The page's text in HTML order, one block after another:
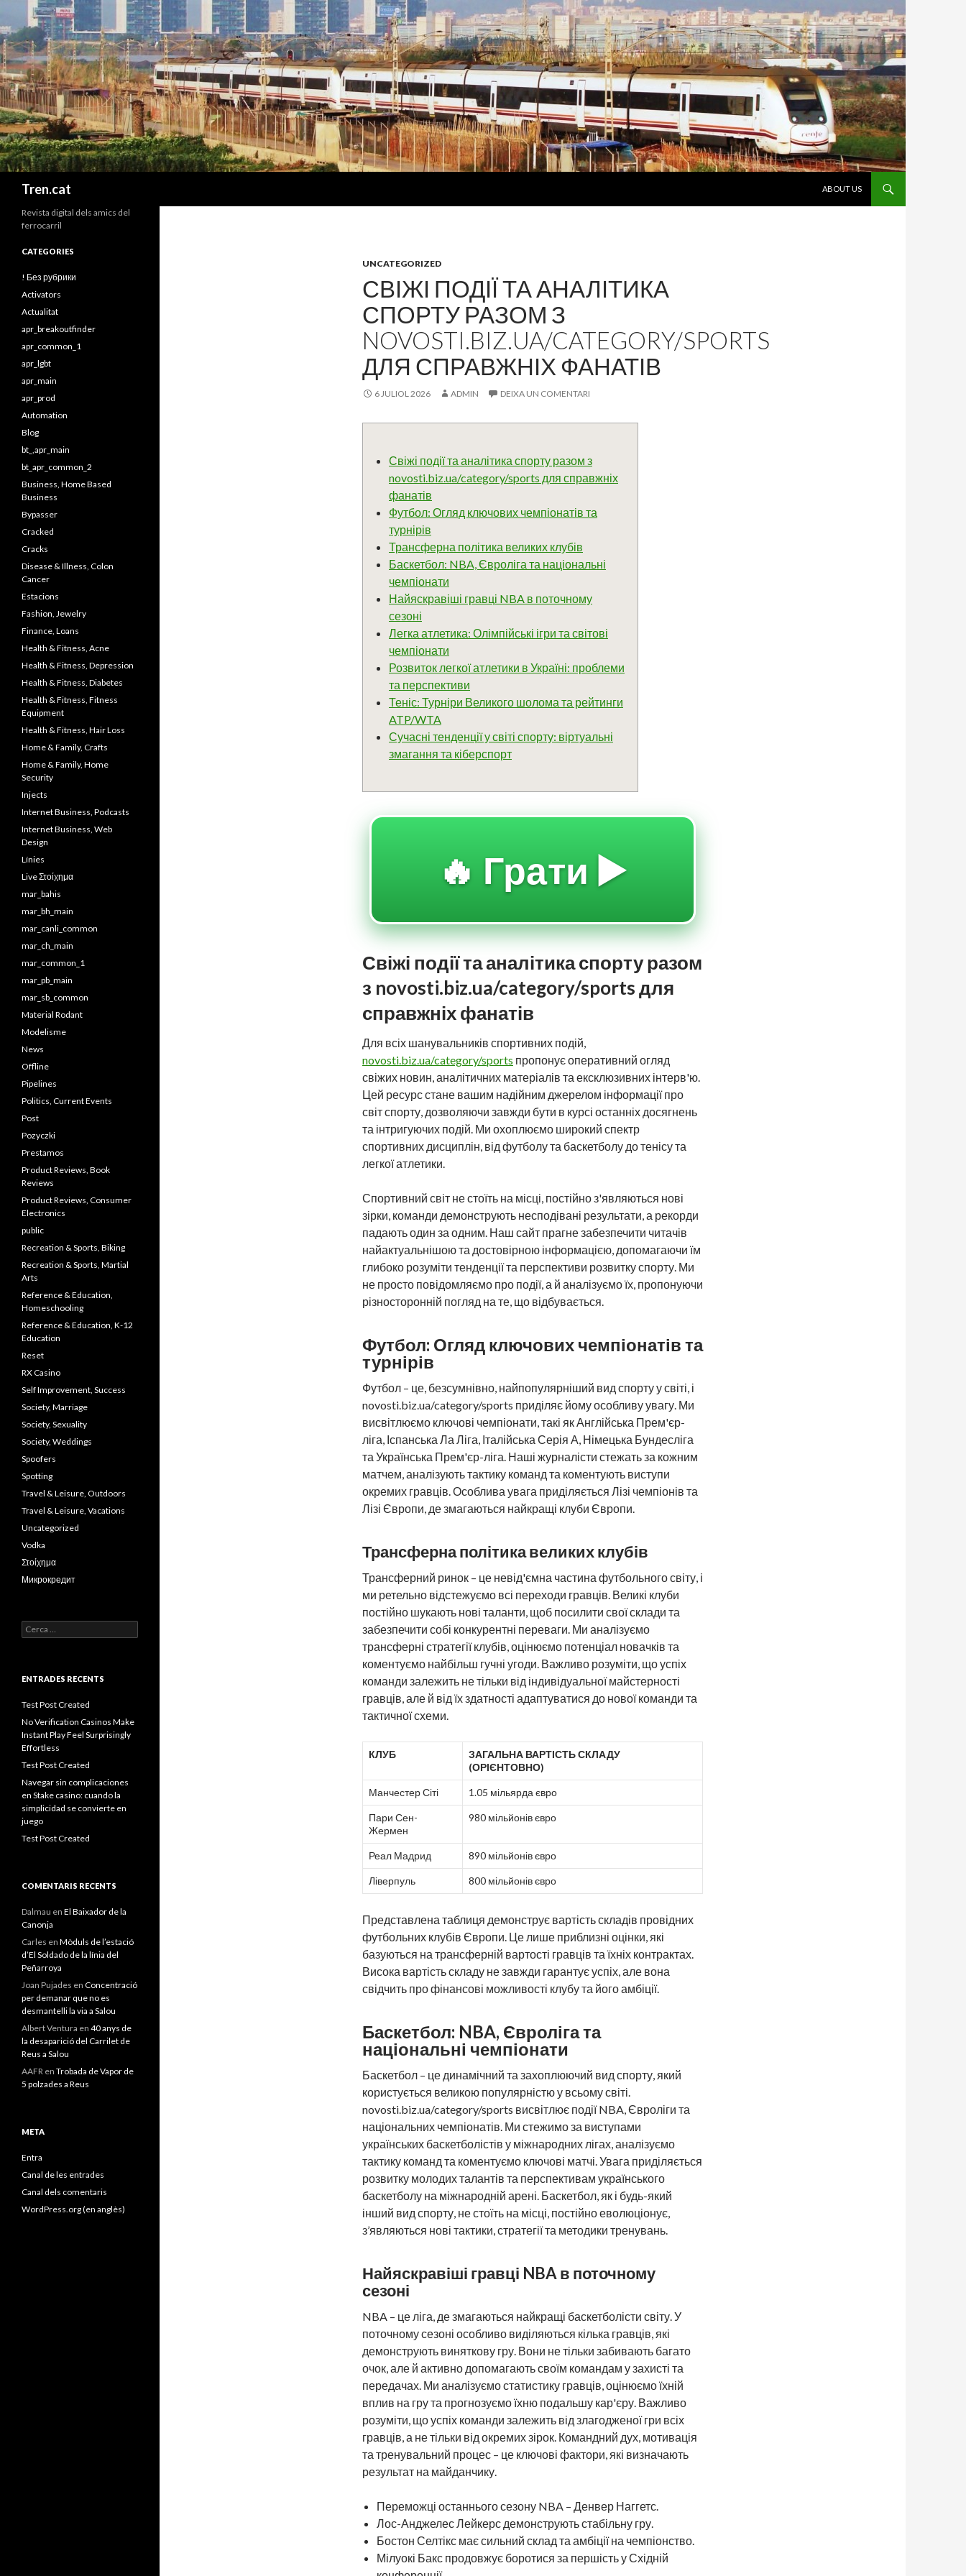
Tren.cat
ABOUT US
UNCATEGORIZED
СВІЖІ ПОДІЇ ТА АНАЛІТИКА
СПОРТУ РАЗОМ З
NOVOSTI.BIZ.UA/CATEGORY/SPORTS
ДЛЯ СПРАВЖНІХ ФАНАТІВ
6 JULIOL 2026 ADMIN DEIXA UN COMENTARI
Свіжі події та аналітика спорту разом з
novosti.biz.ua/category/sports для справжніх
фанатів
Футбол: Огляд ключових чемпіонатів та
турнірів
Трансферна політика великих клубів
Баскетбол: NBA, Євроліга та національні
чемпіонати
Найяскравіші гравці NBA в поточному
сезоні
Легка атлетика: Олімпійські ігри та світові
чемпіонати
Розвиток легкої атлетики в Україні: проблеми
та перспективи
Теніс: Турніри Великого шолома та рейтинги
ATP/WTA
Сучасні тенденції у світі спорту: віртуальні
змагання та кіберспорт
🔥 Грати ▶️
Свіжі події та аналітика спорту разом
з novosti.biz.ua/category/sports для
справжніх фанатів
Для всіх шанувальників спортивних подій,
novosti.biz.ua/category/sports пропонує оперативний огляд
свіжих новин, аналітичних матеріалів та ексклюзивних інтерв'ю.
Цей ресурс стане вашим надійним джерелом інформації про
світ спорту, дозволяючи завжди бути в курсі останніх досягнень
та інтригуючих подій. Ми охоплюємо широкий спектр
спортивних дисциплін, від футболу та баскетболу до тенісу та
легкої атлетики.
Спортивний світ не стоїть на місці, постійно з'являються нові
зірки, команди демонструють несподівані результати, а рекорди
падають один за одним. Наш сайт прагне забезпечити читачів
найактуальнішою та достовірною інформацією, допомагаючи їм
глибоко розуміти тенденції та перспективи розвитку спорту. Ми
не просто повідомляємо про події, а й аналізуємо їх, пропонуючи
різносторонній погляд на те, що відбувається.
Футбол: Огляд ключових чемпіонатів та
турнірів
Футбол – це, безсумнівно, найпопулярніший вид спорту у світі, і
novosti.biz.ua/category/sports приділяє йому особливу увагу. Ми
висвітлюємо ключові чемпіонати, такі як Англійська Прем'єр-
ліга, Іспанська Ла Ліга, Італійська Серія А, Німецька Бундесліга
та Українська Прем'єр-ліга. Наші журналісти стежать за кожним
матчем, аналізують тактику команд та коментують виступи
окремих гравців. Особлива увага приділяється Лізі чемпіонів та
Лізі Європи, де змагаються найкращі клуби Європи.
Трансферна політика великих клубів
Трансферний ринок – це невід'ємна частина футбольного світу, і
ми ретельно відстежуємо всі переходи гравців. Великі клуби
постійно шукають нові таланти, щоб посилити свої склади та
забезпечити собі конкурентні переваги. Ми аналізуємо
трансферні стратегії клубів, оцінюємо потенціал новачків та
коментуємо найбільш гучні угоди. Важливо розуміти, що успіх
команди залежить не тільки від індивідуальної майстерності
гравців, але й від їх здатності адаптуватися до нової команди та
тактичної схеми.
КЛУБ
ЗАГАЛЬНА ВАРТІСТЬ СКЛАДУ
(ОРІЄНТОВНО)
Манчестер Сіті 1.05 мільярда євро
Пари Сен-
Жермен
980 мільйонів євро
Реал Мадрид 890 мільйонів євро
Ліверпуль 800 мільйонів євро
Представлена таблиця демонструє вартість складів провідних
футбольних клубів Європи. Це лише приблизні оцінки, які
базуються на трансферній вартості гравців та їхніх контрактах.
Висока вартість складу не завжди гарантує успіх, але вона
свідчить про фінансові можливості клубу та його амбіції.
Баскетбол: NBA, Євроліга та
національні чемпіонати
Баскетбол – це динамічний та захоплюючий вид спорту, який
користується великою популярністю у всьому світі.
novosti.biz.ua/category/sports висвітлює події NBA, Євроліги та
національних чемпіонатів. Ми стежимо за виступами
українських баскетболістів у міжнародних лігах, аналізуємо
тактику команд та коментуємо ключові матчі. Увага приділяється
розвитку молодих талантів та перспективам українського
баскетболу на міжнародній арені. Баскетбол, як і будь-який
інший вид спорту, не стоїть на місці, постійно еволюціонує,
з’являються нові тактики, стратегії та методики тренувань.
Найяскравіші гравці NBA в поточному
сезоні
NBA – це ліга, де змагаються найкращі баскетболісти світу. У
поточному сезоні особливо виділяються кілька гравців, які
демонструють виняткову гру. Вони не тільки забивають багато
очок, але й активно допомагають своїм командам у захисті та
передачах. Ми аналізуємо статистику гравців, оцінюємо їхній
вплив на гру та прогнозуємо їхню подальшу кар'єру. Важливо
розуміти, що успіх команди залежить від злагодженої гри всіх
гравців, а не тільки від окремих зірок. Командний дух, мотивація
та тренувальний процес – це ключові фактори, які визначають
результат на майданчику.
Переможці останнього сезону NBA – Денвер Наггетс.
Лос-Анджелес Лейкерс демонструють стабільну гру.
Бостон Селтікс має сильний склад та амбіції на чемпіонство.
Мілуокі Бакс продовжує боротися за першість у Східній
Revista digital dels amics del
ferrocarril
CATEGORIES
! Без рубрики
Activators
Actualitat
apr_breakoutfinder
apr_common_1
apr_lgbt
apr_main
apr_prod
Automation
Blog
bt_,apr_main
bt_apr_common_2
Business, Home Based
Business
Bypasser
Cracked
Cracks
Disease & Illness, Colon
Cancer
Estacions
Fashion, Jewelry
Finance, Loans
Health & Fitness, Acne
Health & Fitness, Depression
Health & Fitness, Diabetes
Health & Fitness, Fitness
Equipment
Health & Fitness, Hair Loss
Home & Family, Crafts
Home & Family, Home
Security
Injects
Internet Business, Podcasts
Internet Business, Web
Design
Línies
Live Στοίχημα
mar_bahis
mar_bh_main
mar_canli_common
mar_ch_main
mar_common_1
mar_pb_main
mar_sb_common
Material Rodant
Modelisme
News
Offline
Pipelines
Politics, Current Events
Post
Pozyczki
Prestamos
Product Reviews, Book
Reviews
Product Reviews, Consumer
Electronics
public
Recreation & Sports, Biking
Recreation & Sports, Martial
Arts
Reference & Education,
Homeschooling
Reference & Education, K-12
Education
Reset
RX Casino
Self Improvement, Success
Society, Marriage
Society, Sexuality
Society, Weddings
Spoofers
Spotting
Travel & Leisure, Outdoors
Travel & Leisure, Vacations
Uncategorized
Vodka
Στοίχημα
Микрокредит
Cerca:
ENTRADES RECENTS
Test Post Created
No Verification Casinos Make
Instant Play Feel Surprisingly
Effortless
Test Post Created
Navegar sin complicaciones
en Stake casino: cuando la
simplicidad se convierte en
juego
Test Post Created
COMENTARIS RECENTS
Dalmau en El Baixador de la
Canonja
Carles en Mòduls de l’estació
d’El Soldado de la línia del
Peñarroya
Joan Pujades en Concentració
per demanar que no es
desmantelli la via a Salou
Albert Ventura en 40 anys de
la desaparició del Carrilet de
Reus a Salou
AAFR en Trobada de Vapor de
5 polzades a Reus
META
Entra
Canal de les entrades
Canal dels comentaris
WordPress.org (en anglès)